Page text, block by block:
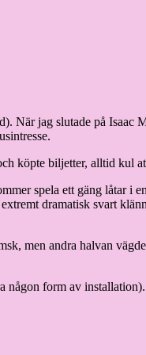
När jag slutade på
köpte biljetter, alltid kul
spela ett gäng låtar i
dramatisk svart
men andra halvan
någon form av installation).